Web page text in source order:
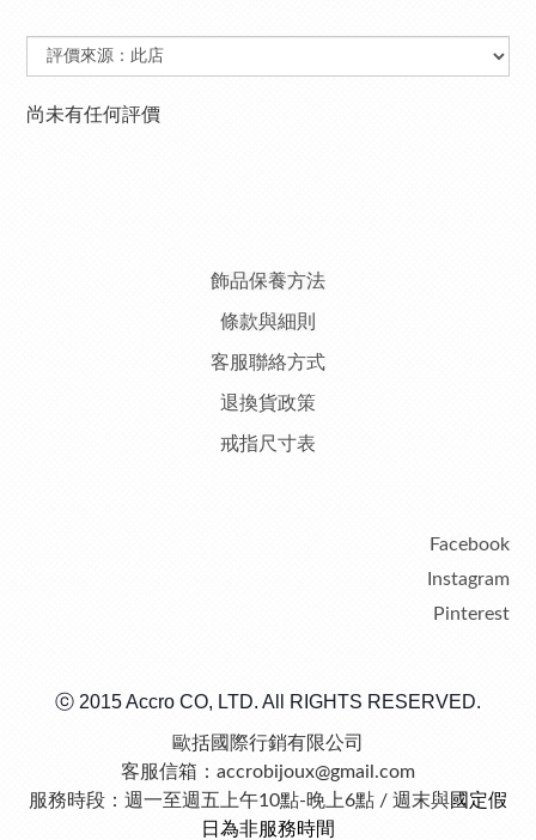
尚未有任何評價
飾品保養方法
條款與細則
客服聯絡方式
退換貨政策
戒指尺寸表
Facebook
Instagram
Pinterest
ⓒ 2015 Accro CO, LTD. All RIGHTS RESERVED.
歐括國際行銷有限公司
客服信箱：accrobijoux@gmail.com
服務時段：週一至週五上午10點-晚上6點 / 週末與國定假
日為非服務時間